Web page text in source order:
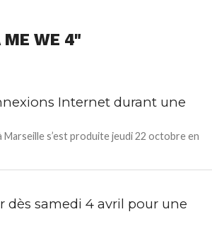
ME WE 4"
Internet durant une
s’est produite jeudi 22 octobre en
dès samedi 4 avril pour une